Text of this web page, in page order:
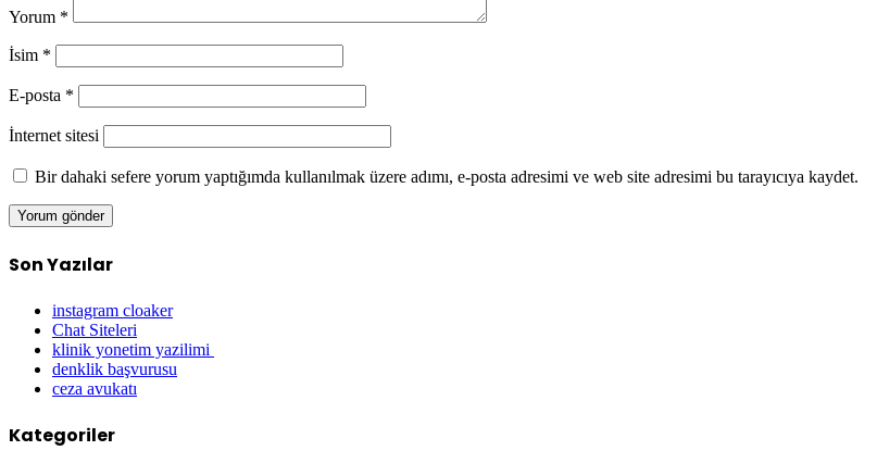
Yorum *
İsim *
E-posta *
İnternet sitesi
Bir dahaki sefere yorum yaptığımda kullanılmak üzere adımı, e-posta adresimi ve web site adresimi bu tarayıcıya kaydet.
Son Yazılar
instagram cloaker
Chat Siteleri
klinik yonetim yazilimi
denklik başvurusu
ceza avukatı
Kategoriler